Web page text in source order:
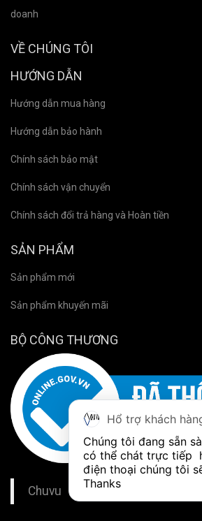
doanh
VỀ CHÚNG TÔI
HƯỚNG DẪN
Hướng dẫn mua hàng
Hướng dẫn bảo hành
Chính sách bảo mật
Chính sách vận chuyển
Chính sách đổi trả hàng và Hoàn tiền
SẢN PHẨM
Sản phẩm mới
Sản phẩm khuyến mãi
BỘ CÔNG THƯƠNG
Chuvu
Hổ trợ khách
Chúng tôi đang sẵn
có thể chát trực tiếp
điện thoại chúng tôi
Thanks